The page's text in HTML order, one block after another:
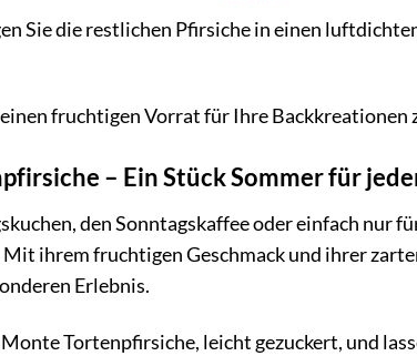
Sie die restlichen Pfirsiche in einen
fruchtigen Vorrat für Ihre Backkreationen
– Ein Stück Sommer für
den Sonntagskaffee oder einfach nur
ihrem fruchtigen Geschmack und ihrer
Erlebnis.
Tortenpfirsiche, leicht gezuckert, und